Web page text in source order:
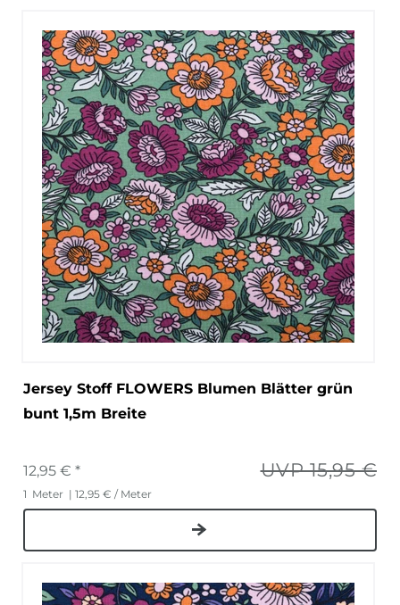
Jersey Stoff FLOWERS Blumen Blätter grün
bunt 1,5m Breite
UVP 15,95 €
12,95 € *
1 Meter | 12,95 € / Meter